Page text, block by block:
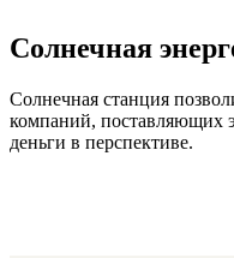
Солнечная
Солнечная станция
компаний, поставляющих
деньги в перспективе.